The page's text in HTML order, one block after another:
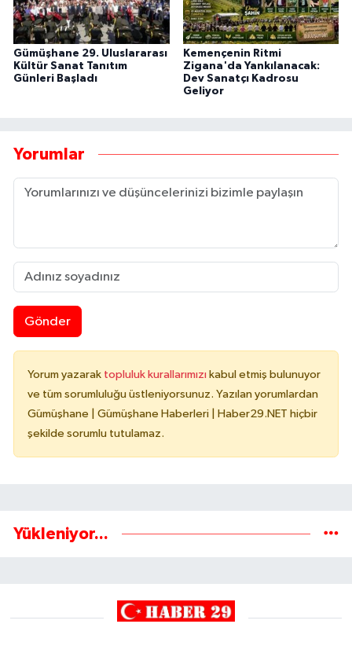
Gümüşhane 29. Uluslararası
Kültür Sanat Tanıtım
Günleri Başladı
Kemençenin Ritmi
Zigana'da Yankılanacak:
Dev Sanatçı Kadrosu
Geliyor
Yorumlar
Gönder
Yorum yazarak topluluk kurallarımızı kabul etmiş bulunuyor
ve tüm sorumluluğu üstleniyorsunuz. Yazılan yorumlardan
Gümüşhane | Gümüşhane Haberleri | Haber29.NET hiçbir
şekilde sorumlu tutulamaz.
Yükleniyor...